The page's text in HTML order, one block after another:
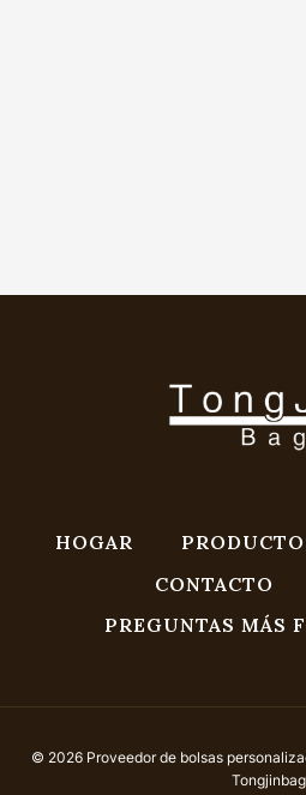
HOGAR
CONTACTO
PREGUNTAS MÁS
© 2026 Proveedor de bolsas
Tongjinbag